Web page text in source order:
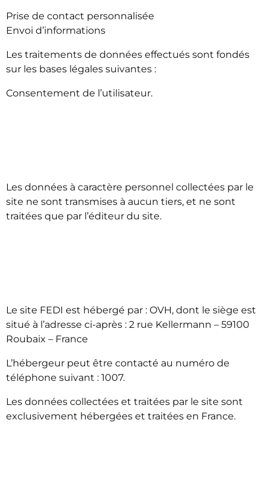
Prise de contact personnalisée
Envoi d’informations
Les traitements de données effectués sont fondés
sur les bases légales suivantes :
Consentement de l’utilisateur.
Les données à caractère personnel collectées par le
site ne sont transmises à aucun tiers, et ne sont
traitées que par l’éditeur du site.
Le site FEDI est hébergé par : OVH, dont le siège est
situé à l’adresse ci-après : 2 rue Kellermann – 59100
Roubaix – France
L’hébergeur peut être contacté au numéro de
téléphone suivant : 1007.
Les données collectées et traitées par le site sont
exclusivement hébergées et traitées en France.